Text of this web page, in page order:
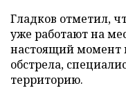
Гладков отметил,
уже работают на
настоящий момент
обстрела,
территорию.